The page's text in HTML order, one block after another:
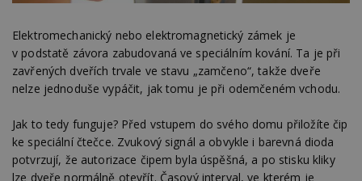
Elektromechanický nebo elektromagnetický zámek je
v podstatě závora zabudovaná ve speciálním kování. Ta je při
zavřených dveřích trvale ve stavu „zamčeno“, takže dveře
nelze jednoduše vypáčit, jak tomu je při odemčeném vchodu.
Jak to tedy funguje? Před vstupem do svého domu přiložíte čip
ke speciální čtečce. Zvukový signál a obvykle i barevná dioda
potvrzují, že autorizace čipem byla úspěšná, a po stisku kliky
lze dveře normálně otevřít. Časový interval, ve kterém je